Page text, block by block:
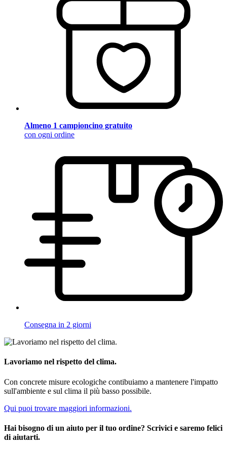
Almeno 1 campioncino gratuito
con ogni ordine
Consegna in 2 giorni
Lavoriamo nel rispetto del clima.
Con concrete misure ecologiche contibuiamo a mantenere l'impatto
sull'ambiente e sul clima il più basso possibile.
Qui puoi trovare maggiori informazioni.
Hai bisogno di un aiuto per il tuo ordine? Scrivici e saremo felici
di aiutarti.